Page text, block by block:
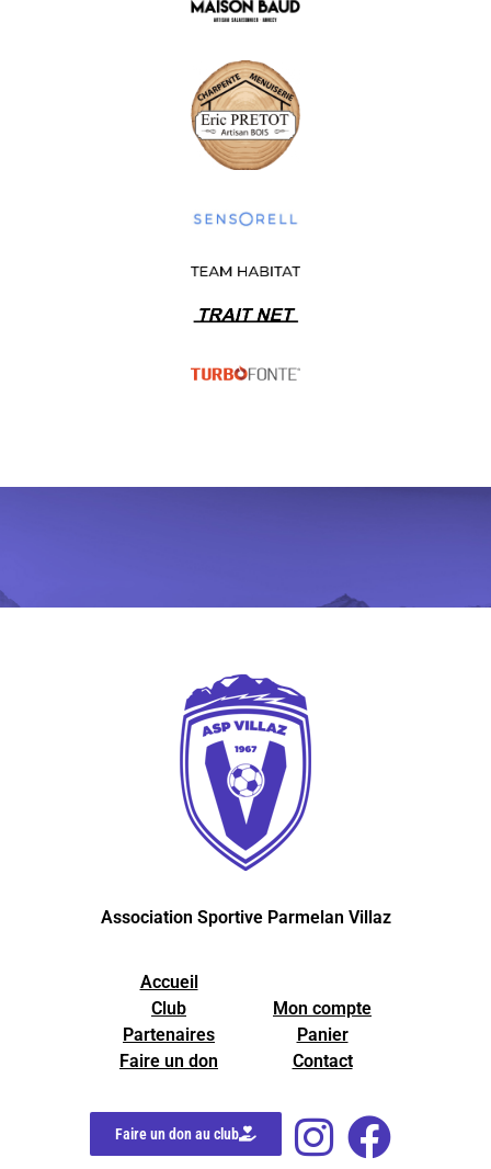
Association Sportive Parmelan Villaz
Accueil
Club
Partenaires
Faire un don
Mon compte
Panier
Contact
Faire un don au club